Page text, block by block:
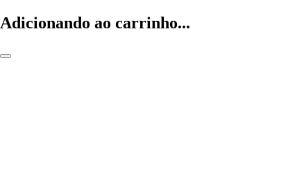
Adicionando ao carrinho...